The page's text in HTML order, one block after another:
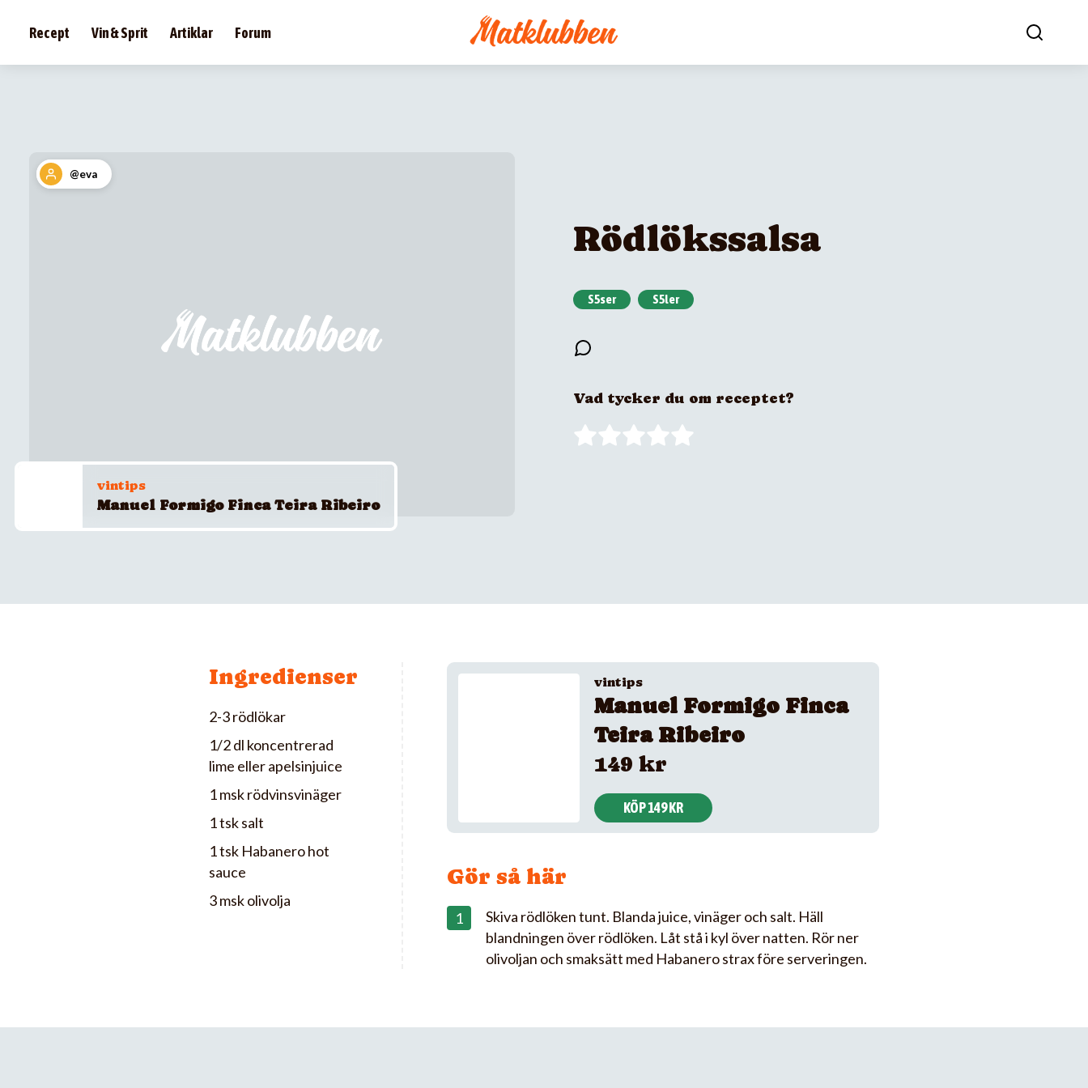
Recept Vin & Sprit Artiklar Forum
@eva
vintips
Manuel Formigo Finca Teira Ribeiro
Rödlökssalsa
S5ser S5ler
Vad tycker du om receptet?
Ingredienser
2-3 rödlökar
1/2 dl koncentrerad
lime eller apelsinjuice
1 msk rödvinsvinäger
1 tsk salt
1 tsk Habanero hot
sauce
3 msk olivolja
vintips
Manuel Formigo Finca
Teira Ribeiro
149 kr
KÖP 149 KR
Gör så här
Skiva rödlöken tunt. Blanda juice, vinäger och salt. Häll
blandningen över rödlöken. Låt stå i kyl över natten. Rör ner
olivoljan och smaksätt med Habanero strax före serveringen.